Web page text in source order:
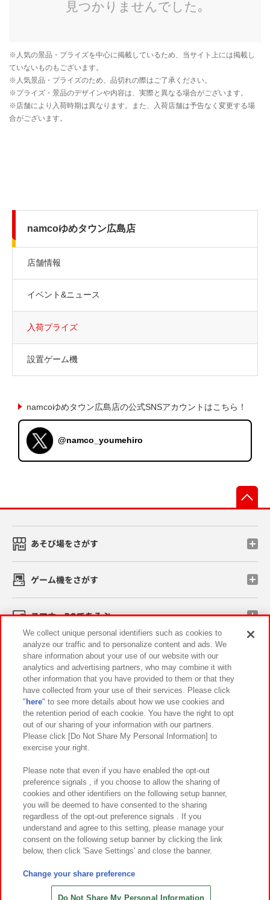
namcoゆめタウン広島店
店舗情報
イベント&ニュース
入荷プライズ
設置ゲーム機
namcoゆめタウン広島店の公式SNSアカウントはこちら！
@namco_youmehiro
あそび場をさがす
ゲーム機をさがす
スマホ・PCであそぶ
イベント・キャンペーン
関連会社 サステナビリティ サイトポリシー
プライバシーポリシー ウェブアクセシビリティ方針と検証結果
お取引先さまとともに
カスタマーハラスメント対応方針 よくあるご質問・お問い合わせ
©Bandai Namco Amusement Inc.
©Bandai Namco Amusement Lab Inc.
©HANAYASHIKI Co., Ltd. All Rights Reserved.
We collect unique personal identifiers such as cookies to
analyze our traffic and to personalize content and ads. We
share information about your use of our website with our
analytics and advertising partners, who may combine it with
other information that you have provided to them or that they
have collected from your use of their services. Please click
" here" to see more details about how we use cookies and
the retention period of each cookie. You have the right to opt
out of our sharing of your information with our partners.
Please click [Do Not Share My Personal Information] to
exercise your right.
Please note that even if you have enabled the opt-out
preference signals , if you choose to allow the sharing of
cookies and other identifiers on the following setup banner,
you will be deemed to have consented to the sharing
regardless of the opt-out preference signals . If you
understand and agree to this setting, please manage your
consent on the following setup banner by clicking the link
below, then click 'Save Settings' and close the banner.
Change your share preference
Do Not Share My Personal Information